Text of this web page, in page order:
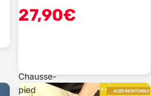
27,90€
Chausse-
pied